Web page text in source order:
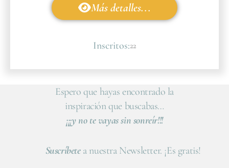
Más detalles...
Inscritos:22
Espero que hayas encontrado la
inspiración que buscabas…
¡¡¡y no te vayas sin sonreír!!!
Suscríbetea nuestra Newsletter. ¡Es gratis!